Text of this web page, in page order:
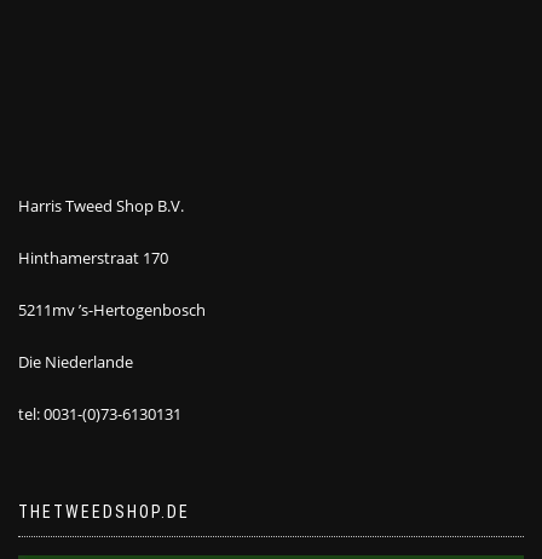
Harris Tweed Shop B.V.
Hinthamerstraat 170
5211mv ’s-Hertogenbosch
Die Niederlande
tel: 0031-(0)73-6130131
THETWEEDSHOP.DE